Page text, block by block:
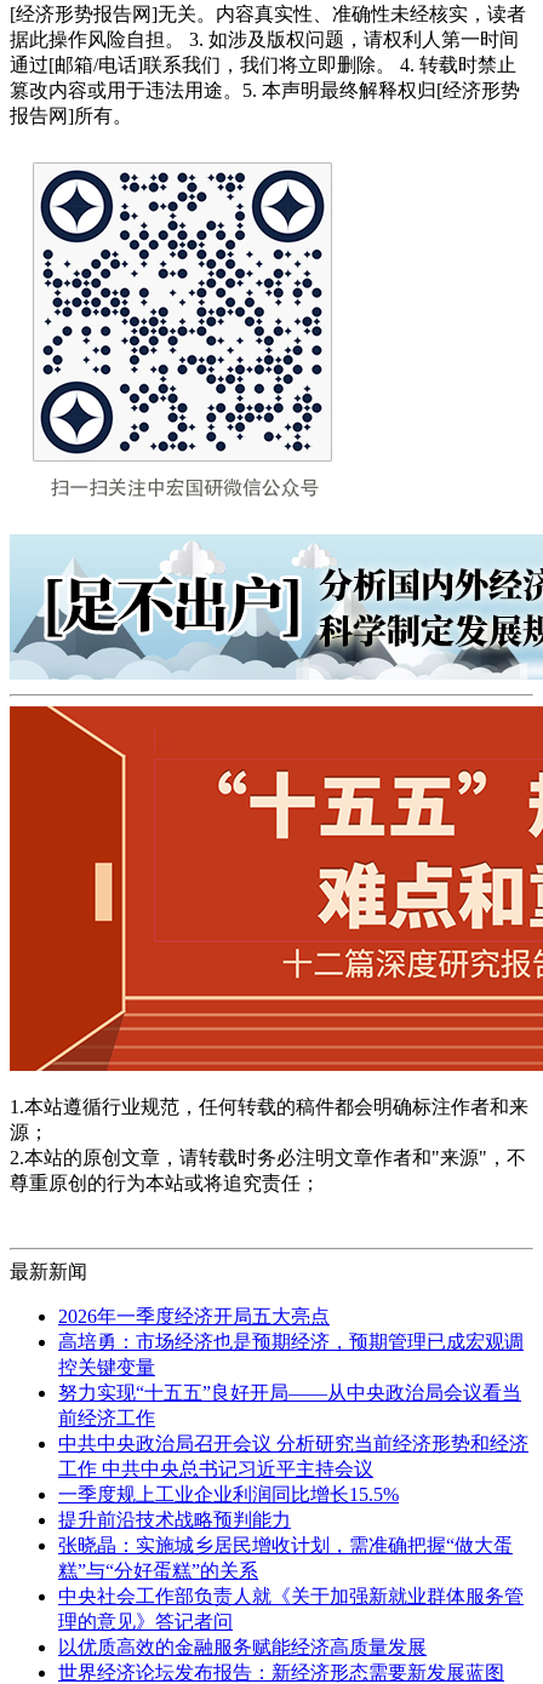
[经济形势报告网]无关。内容真实性、准确性未经核实，读者
据此操作风险自担。 3. 如涉及版权问题，请权利人第一时间
通过[邮箱/电话]联系我们，我们将立即删除。 4. 转载时禁止
篡改内容或用于违法用途。5. 本声明最终解释权归[经济形势
报告网]所有。
1.本站遵循行业规范，任何转载的稿件都会明确标注作者和来
源；
2.本站的原创文章，请转载时务必注明文章作者和"来源"，不
尊重原创的行为本站或将追究责任；
最新新闻
2026年一季度经济开局五大亮点
高培勇：市场经济也是预期经济，预期管理已成宏观调
控关键变量
努力实现“十五五”良好开局——从中央政治局会议看当
前经济工作
中共中央政治局召开会议 分析研究当前经济形势和经济
工作 中共中央总书记习近平主持会议
一季度规上工业企业利润同比增长15.5%
提升前沿技术战略预判能力
张晓晶：实施城乡居民增收计划，需准确把握“做大蛋
糕”与“分好蛋糕”的关系
中央社会工作部负责人就《关于加强新就业群体服务管
理的意见》答记者问
以优质高效的金融服务赋能经济高质量发展
世界经济论坛发布报告：新经济形态需要新发展蓝图